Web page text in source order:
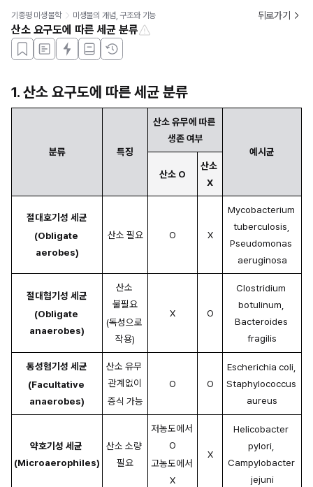
기종평 미생물학 미생물의 개념, 구조와 기능 뒤로가기
산소 요구도에 따른 세균 분류
1. 산소 요구도에 따른 세균 분류
분류 특징
산소 유무에 따른
생존 여부
예시균
산소 O
산소
X
절대호기성 세균
(Obligate
aerobes)
산소 필요 O X
Mycobacterium
tuberculosis,
Pseudomonas
aeruginosa
절대혐기성 세균
(Obligate
anaerobes)
산소
불필요
(독성으로
작용)
X O
Clostridium
botulinum,
Bacteroides
fragilis
통성혐기성 세균
(Facultative
anaerobes)
산소 유무
관계없이
증식 가능
O O
Escherichia coli,
Staphylococcus
aureus
약호기성 세균
(Microaerophiles)
산소 소량
필요
저농도에서
O
고농도에서
X
X
Helicobacter
pylori,
Campylobacter
jejuni